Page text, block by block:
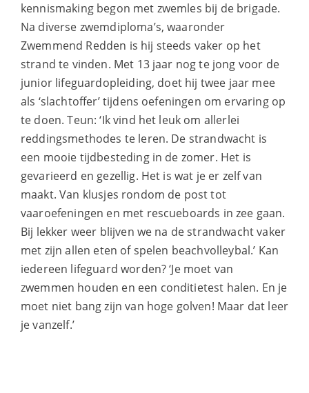
kennismaking begon met zwemles bij de brigade.
Na diverse zwemdiploma’s, waaronder
Zwemmend Redden is hij steeds vaker op het
strand te vinden. Met 13 jaar nog te jong voor de
junior lifeguardopleiding, doet hij twee jaar mee
als ‘slachtoffer’ tijdens oefeningen om ervaring op
te doen. Teun: ‘Ik vind het leuk om allerlei
reddingsmethodes te leren. De strandwacht is
een mooie tijdbesteding in de zomer. Het is
gevarieerd en gezellig. Het is wat je er zelf van
maakt. Van klusjes rondom de post tot
vaaroefeningen en met rescueboards in zee gaan.
Bij lekker weer blijven we na de strandwacht vaker
met zijn allen eten of spelen beachvolleybal.’ Kan
iedereen lifeguard worden? ‘Je moet van
zwemmen houden en een conditietest halen. En je
moet niet bang zijn van hoge golven! Maar dat leer
je vanzelf.’